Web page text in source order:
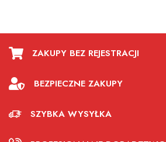
ZAKUPY BEZ REJESTRACJI
BEZPIECZNE ZAKUPY
SZYBKA WYSYŁKA